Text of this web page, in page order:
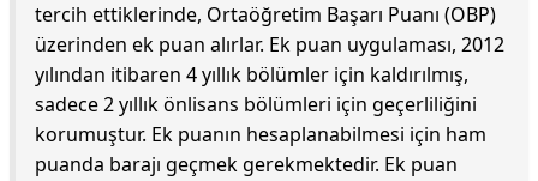
tercih ettiklerinde, Ortaöğretim Başarı Puanı (OBP)
üzerinden ek puan alırlar. Ek puan uygulaması, 2012
yılından itibaren 4 yıllık bölümler için kaldırılmış,
sadece 2 yıllık önlisans bölümleri için geçerliliğini
korumuştur. Ek puanın hesaplanabilmesi için ham
puanda barajı geçmek gerekmektedir. Ek puan